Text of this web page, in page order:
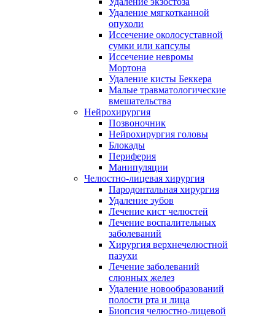
Удаление мягкотканной
опухоли
Иссечение околосуставной
сумки или капсулы
Иссечение невромы
Мортона
Удаление кисты Беккера
Малые травматологические
вмешательства
Нейрохирургия
Позвоночник
Нейрохирургия головы
Блокады
Периферия
Манипуляции
Челюстно-лицевая хирургия
Пародонтальная хирургия
Удаление зубов
Лечение кист челюстей
Лечение воспалительных
заболеваний
Хирургия верхнечелюстной
пазухи
Лечение заболеваний
слюнных желез
Удаление новообразований
полости рта и лица
Биопсия челюстно-лицевой